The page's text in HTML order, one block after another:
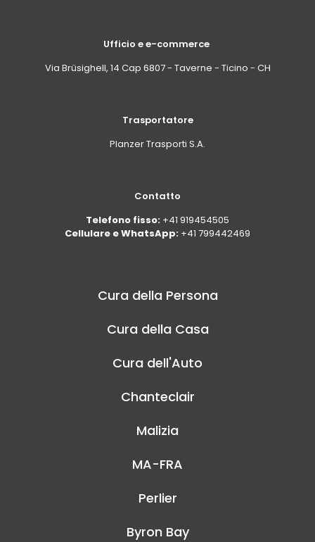
Ufficio e e-commerce
Via Brüsighell, 14 Cap 6807 - Taverne - Ticino - CH
Trasportatore
Planzer Trasporti S.A.
Contatto
Telefono fisso: +41 919454505
Cellulare e WhatsApp: +41 799442469
Cura della Persona
Cura della Casa
Cura dell'Auto
Chanteclair
Malizia
MA-FRA
Perlier
Byron Bay